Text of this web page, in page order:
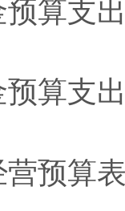
算支
算支
营预算